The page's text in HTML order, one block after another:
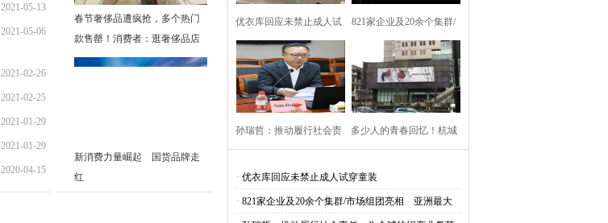
2021-05-13
2021-05-06
2021-02-26
2021-02-25
2021-01-29
2021-01-29
2020-04-15
春节奢侈品遭疯抢，多个热门
款售罄！消费者：逛奢侈品店
像赶大集
新消费力量崛起 国货品牌走
红
优衣库回应未禁止成人试
穿童装
821家企业及20余个集群/
市场组团亮相 亚洲最大
服装服饰展圆满落幕
孙瑞哲：推动履行社会责
注入正能量
多少人的青春回忆！杭城
门？回应来了
· 优衣库回应未禁止成人试穿童装
· 821家企业及20余个集群/市场组团亮相 亚洲最大